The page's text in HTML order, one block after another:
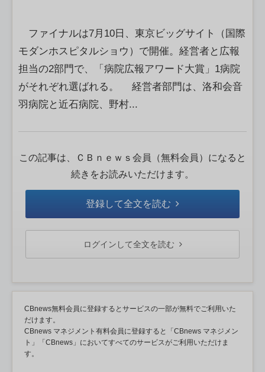
ファイナルは7月10日、東京ビッグサイト（国際
モダンホスピタルショウ）で開催。経営者と広報
担当の2部門で、「病院広報アワード大賞」1病院
がそれぞれ選ばれる。 経営者部門は、洛和会音
羽病院と近石病院、野村...
この記事は、ＣＢｎｅｗｓ会員（無料会員）になると
続きをお読みいただけます。
登録して全文を読む
ログインして全文を読む
CBnews無料会員に登録するとサービスの一部が無料でご利用いた
だけます。
CBnews マネジメント有料会員に登録すると「CBnews マネジメン
ト」「CBnews」においてすべてのサービスがご利用いただけま
す。